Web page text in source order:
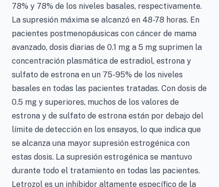
78% y 78% de los niveles basales, respectivamente.
La supresión máxima se alcanzó en 48-78 horas. En
pacientes postmenopáusicas con cáncer de mama
avanzado, dosis diarias de 0.1 mg a 5 mg suprimen la
concentración plasmática de estradiol, estrona y
sulfato de estrona en un 75-95% de los niveles
basales en todas las pacientes tratadas. Con dosis de
0.5 mg y superiores, muchos de los valores de
estrona y de sulfato de estrona están por debajo del
límite de detección en los ensayos, lo que indica que
se alcanza una mayor supresión estrogénica con
estas dosis. La supresión estrogénica se mantuvo
durante todo el tratamiento en todas las pacientes.
Letrozol es un inhibidor altamente específico de la